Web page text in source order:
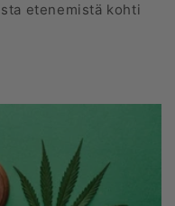
etenemistä kohti